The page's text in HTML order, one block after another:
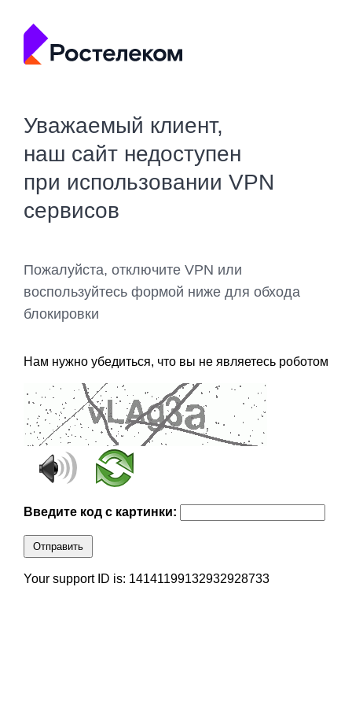
Уважаемый клиент,
наш сайт недоступен
при использовании VPN
сервисов
Пожалуйста, отключите VPN или
воспользуйтесь формой ниже для обхода
блокировки
Нам нужно убедиться, что вы не являетесь роботом
Введите код с картинки:
Отправить
Your support ID is: 14141199132932928733